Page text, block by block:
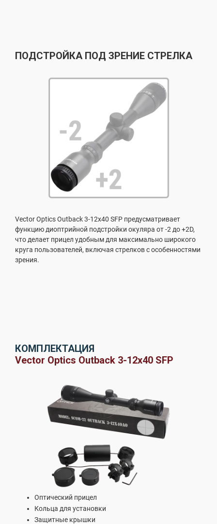
ПОДСТРОЙКА ПОД ЗРЕНИЕ СТРЕЛКА
Vector Optics Outback 3-12x40 SFP предусматривает
функцию диоптрийной подстройки окуляра от -2 до +2D,
что делает прицел удобным для максимально широкого
круга пользователей, включая стрелков с особенностями
зрения.
КОМПЛЕКТАЦИЯ
Vector Optics Outback 3-12x40 SFP
Оптический прицел
Кольца для установки
Защитные крышки